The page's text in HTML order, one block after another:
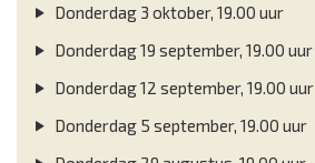
Donderdag 3 oktober, 19.00 uur
Donderdag 19 september, 19.00 uur
Donderdag 12 september, 19.00 uur
Donderdag 5 september, 19.00 uur